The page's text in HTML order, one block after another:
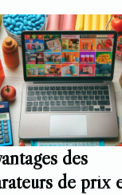
des
de prix